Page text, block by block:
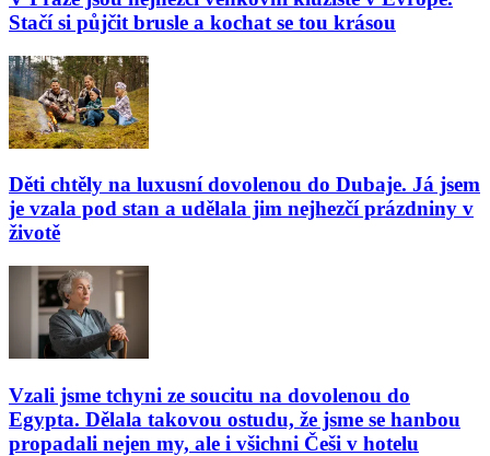
Stačí si půjčit brusle a kochat se tou krásou
Děti chtěly na luxusní dovolenou do Dubaje. Já jsem
je vzala pod stan a udělala jim nejhezčí prázdniny v
životě
Vzali jsme tchyni ze soucitu na dovolenou do
Egypta. Dělala takovou ostudu, že jsme se hanbou
propadali nejen my, ale i všichni Češi v hotelu